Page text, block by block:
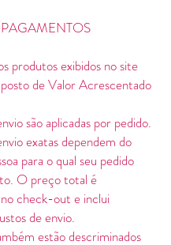
produtos exibidos no site
de Valor Acrescentado
são aplicadas por pedido.
exatas dependem do
para o qual seu pedido
O preço total é
check-out e inclui
de envio.
estão descriminados